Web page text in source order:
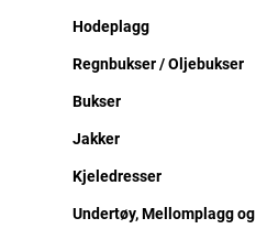
Hodeplagg
Regnbukser / Oljebukser
Bukser
Jakker
Kjeledresser
Undertøy, Mellomplagg og